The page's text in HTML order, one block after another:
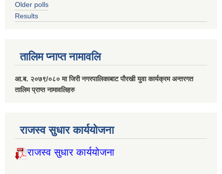
Older polls
Results
तालिम प्नाप्त नामावलि
आ.ब. २०७९/०८० मा जिरी नगरपालिकाबाट पौरखी युवा कार्यक्रम अन्तरगत
तालिम प्राप्त नामावलिहरु
राजस्व सुधार कार्ययोजना
राजस्व सुधार कार्ययोजना